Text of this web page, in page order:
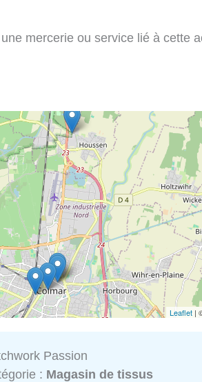
mercerie ou service lié à cette
Leaflet |
Passion
: Magasin de tissus